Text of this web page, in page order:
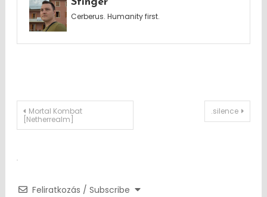
Cerberus. Humanity first.
Post
Mortal Kombat
[Netherrealm]
.silence
Feliratkozás / Subscribe